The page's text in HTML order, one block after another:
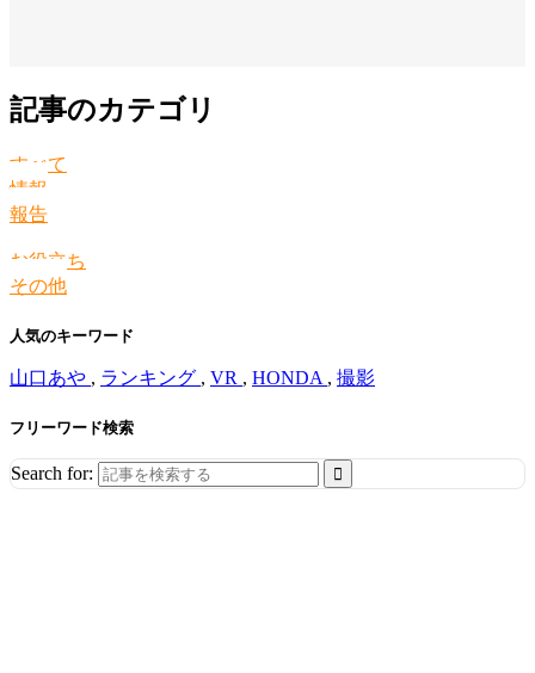
記事のカテゴリ
すべて
情報
報告
お役立ち
その他
人気のキーワード
山口あや , ランキング , VR , HONDA , 撮影
フリーワード検索
Search for: